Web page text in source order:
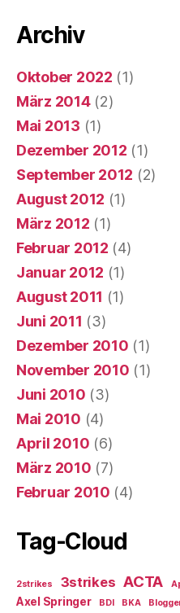
Archiv
Oktober 2022 (1)
März 2014(2)
Mai 2013 (1)
Dezember 2012 (1)
September 2012 (2)
August 2012 (1)
März 2012 (1)
Februar 2012 (4)
Januar 2012 (1)
August 2011 (1)
Juni 2011 (3)
Dezember 2010 (1)
November 2010 (1)
Juni 2010 (3)
Mai 2010 (4)
April 2010 (6)
März 2010 (7)
Februar 2010 (4)
Tag-Cloud
2strikes 3strikes ACTA
Axel Springer
BDI BKA